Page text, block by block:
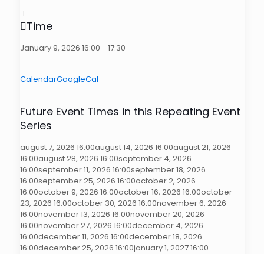
Time
January 9, 2026 16:00 - 17:30
CalendarGoogleCal
Future Event Times in this Repeating Event
Series
august 7, 2026 16:00august 14, 2026 16:00august 21, 2026
16:00august 28, 2026 16:00september 4, 2026
16:00september 11, 2026 16:00september 18, 2026
16:00september 25, 2026 16:00october 2, 2026
16:00october 9, 2026 16:00october 16, 2026 16:00october
23, 2026 16:00october 30, 2026 16:00november 6, 2026
16:00november 13, 2026 16:00november 20, 2026
16:00november 27, 2026 16:00december 4, 2026
16:00december 11, 2026 16:00december 18, 2026
16:00december 25, 2026 16:00january 1, 2027 16:00